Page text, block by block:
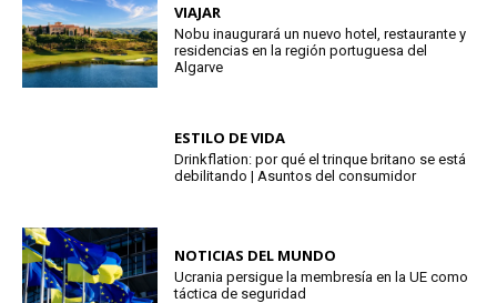
VIAJAR
Nobu inaugurará un nuevo hotel, restaurante y
residencias en la región portuguesa del
Algarve
ESTILO DE VIDA
Drinkflation: por qué el trinque britano se está
debilitando | Asuntos del consumidor
NOTICIAS DEL MUNDO
Ucrania persigue la membresía en la UE como
táctica de seguridad